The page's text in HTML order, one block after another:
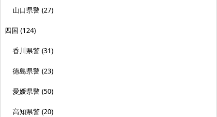
山口県警 (27)
四国 (124)
香川県警 (31)
徳島県警 (23)
愛媛県警 (50)
高知県警 (20)